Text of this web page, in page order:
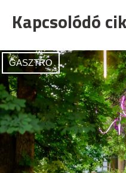
Kapcsolódó
GASZTRO